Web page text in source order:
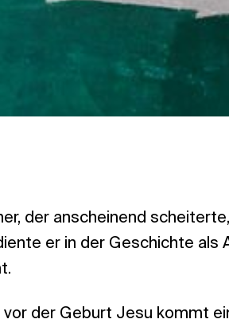
der anscheinend
er in der Geschichte als
der Geburt Jesu kommt